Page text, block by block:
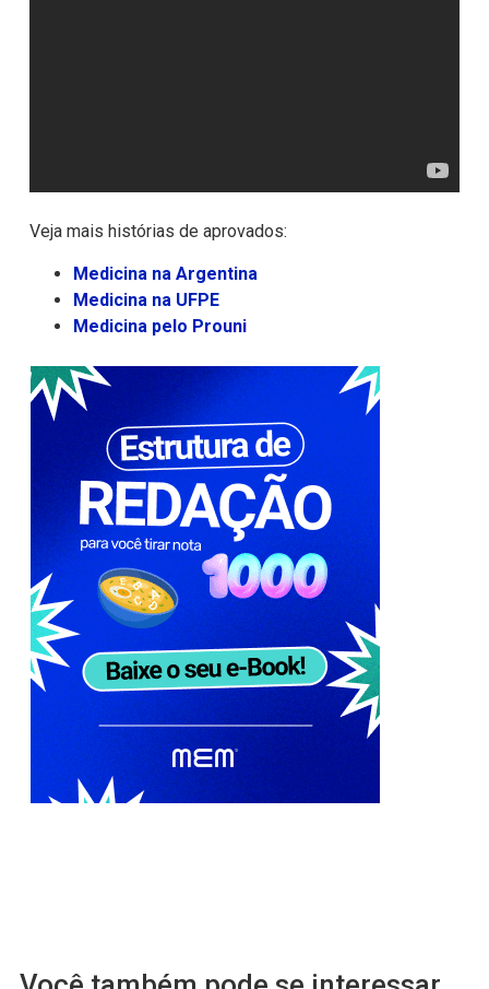
Veja mais histórias de aprovados:
Medicina na Argentina
Medicina na UFPE
Medicina pelo Prouni